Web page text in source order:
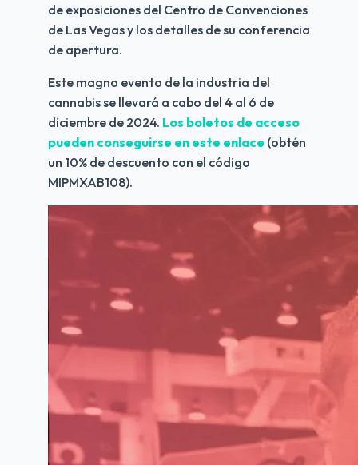
de exposiciones del Centro de Convenciones
de Las Vegas y los detalles de su conferencia
de apertura.
Este magno evento de la industria del
cannabis se llevará a cabo del 4 al 6 de
diciembre de 2024. Los boletos de acceso
pueden conseguirse en este enlace (obtén
un 10% de descuento con el código
MIPMXAB108).